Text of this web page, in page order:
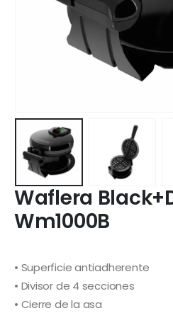
Waflera
Wm1000B
• Superficie antiadherente
• Divisor de 4 secciones
• Cierre de la asa